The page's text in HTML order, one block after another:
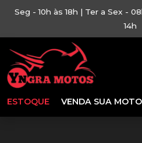
Seg - 10h às 18h | Ter a Sex -
14h
ESTOQUE VENDA SUA MOTO